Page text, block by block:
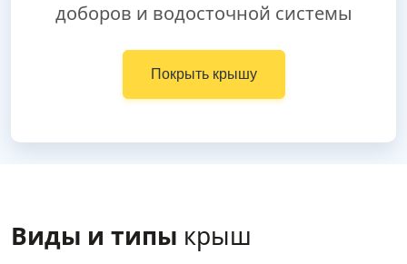
доборов и водосточной системы
Покрыть крышу
Виды и типы крыш